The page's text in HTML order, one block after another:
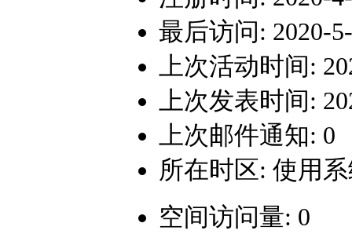
最后访问: 2020-
上次活动时间:
上次发表时间:
上次邮件通知: 0
所在时区: 使用
空间访问量: 0